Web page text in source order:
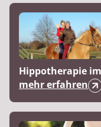
Hippotherapie
mehr erfahren